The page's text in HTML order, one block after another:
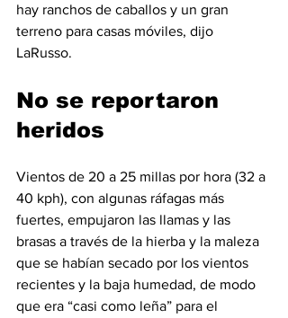
hay ranchos de caballos y un gran
terreno para casas móviles, dijo
LaRusso.
No se reportaron
heridos
Vientos de 20 a 25 millas por hora (32 a
40 kph), con algunas ráfagas más
fuertes, empujaron las llamas y las
brasas a través de la hierba y la maleza
que se habían secado por los vientos
recientes y la baja humedad, de modo
que era “casi como leña” para el